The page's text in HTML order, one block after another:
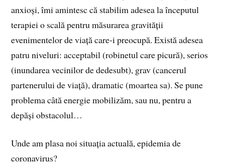
anxioși, îmi amintesc că stabilim adesea la începutul
terapiei o scală pentru măsurarea gravității
evenimentelor de viață care-i preocupă. Există adesea
patru niveluri: acceptabil (robinetul care picură), serios
(inundarea vecinilor de dedesubt), grav (cancerul
partenerului de viață), dramatic (moartea sa). Se pune
problema câtă energie mobilizăm, sau nu, pentru a
depăși obstacolul…
Unde am plasa noi situația actuală, epidemia de
coronavirus?